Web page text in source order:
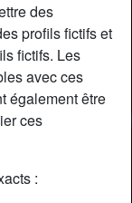
des
profils fictifs et
fictifs. Les
avec ces
également être
ces
:
Discuter !